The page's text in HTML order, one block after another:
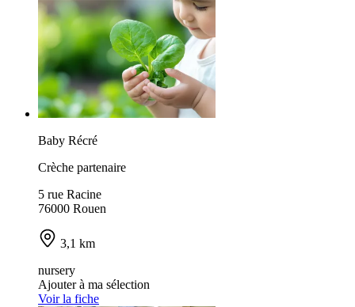
Baby Récré
Crèche partenaire
5 rue Racine
76000 Rouen
3,1 km
nursery
Ajouter à ma sélection
Voir la fiche